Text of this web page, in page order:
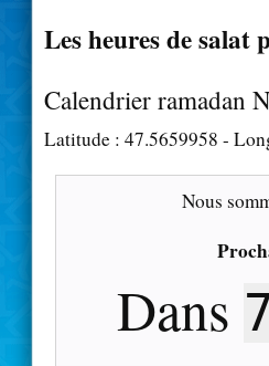
Les heures de salat
Calendrier ramadan
Latitude : 47.5659958 -
Nous
Dans